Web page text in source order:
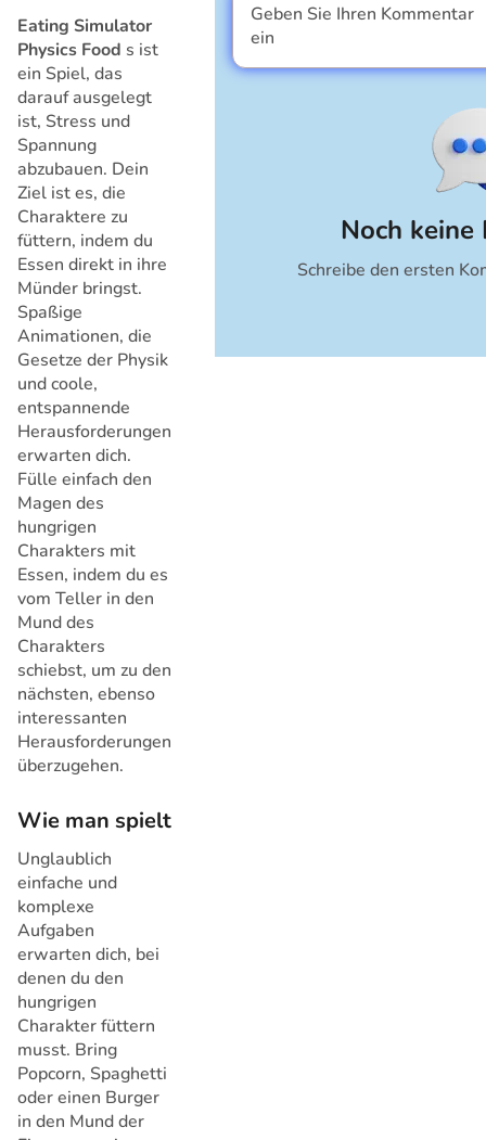
Eating Simulator
Physics Food s ist
ein Spiel, das
darauf ausgelegt
ist, Stress und
Spannung
abzubauen. Dein
Ziel ist es, die
Charaktere zu
füttern, indem du
Essen direkt in ihre
Münder bringst.
Spaßige
Animationen, die
Gesetze der Physik
und coole,
entspannende
Herausforderungen
erwarten dich.
Fülle einfach den
Magen des
hungrigen
Charakters mit
Essen, indem du es
vom Teller in den
Mund des
Charakters
schiebst, um zu den
nächsten, ebenso
interessanten
Herausforderungen
überzugehen.
Wie man spielt
Unglaublich
einfache und
komplexe
Aufgaben
erwarten dich, bei
denen du den
hungrigen
Charakter füttern
musst. Bring
Popcorn, Spaghetti
oder einen Burger
in den Mund der
Noch keine
Schreibe den ersten
Geben Sie Ihren Kommentar
ein
Abbrechen